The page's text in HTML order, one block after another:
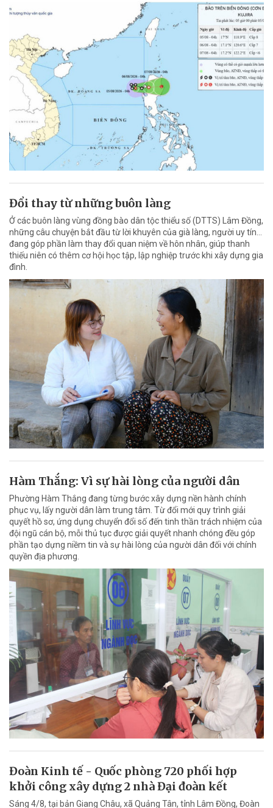
Đổi thay từ những buôn làng
Ở các buôn làng vùng đồng bào dân tộc thiểu số (DTTS) Lâm Đồng,
những câu chuyện bắt đầu từ lời khuyên của già làng, người uy tín…
đang góp phần làm thay đổi quan niệm về hôn nhân, giúp thanh
thiếu niên có thêm cơ hội học tập, lập nghiệp trước khi xây dựng gia
đình.
Hàm Thắng: Vì sự hài lòng của người dân
Phường Hàm Thắng đang từng bước xây dựng nền hành chính
phục vụ, lấy người dân làm trung tâm. Từ đổi mới quy trình giải
quyết hồ sơ, ứng dụng chuyển đổi số đến tinh thần trách nhiệm của
đội ngũ cán bộ, mỗi thủ tục được giải quyết nhanh chóng đều góp
phần tạo dựng niềm tin và sự hài lòng của người dân đối với chính
quyền địa phương.
Đoàn Kinh tế - Quốc phòng 720 phối hợp
khởi công xây dựng 2 nhà Đại đoàn kết
Sáng 4/8, tại bản Giang Châu, xã Quảng Tân, tỉnh Lâm Đồng, Đoàn